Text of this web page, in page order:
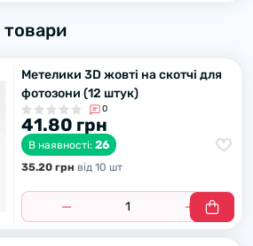
товари
Метелики 3D жовті на скотчі для
фотозони (12 штук)
0
41.80 грн
В наявності: 26
35.20 грн вiд 10 шт